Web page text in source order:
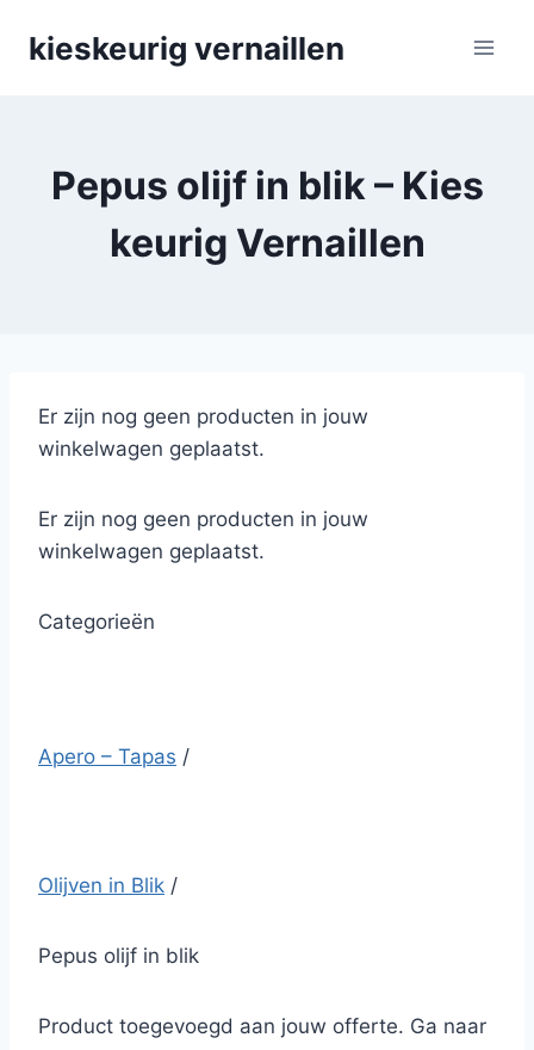
kieskeurig vernaillen
Pepus olijf in blik – Kies
keurig Vernaillen
Er zijn nog geen producten in jouw
winkelwagen geplaatst.
Er zijn nog geen producten in jouw
winkelwagen geplaatst.
Categorieën
Apero – Tapas /
Olijven in Blik /
Pepus olijf in blik
Product toegevoegd aan jouw offerte. Ga naar